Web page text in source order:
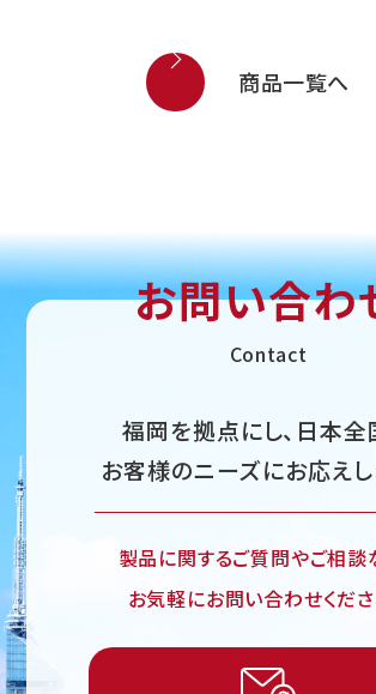
商品一覧へ
お問い合わ
Contact
福岡を拠点にし、日本全
お客様のニーズにお応えし
製品に関するご質問やご相談
お気軽にお問い合わせくださ